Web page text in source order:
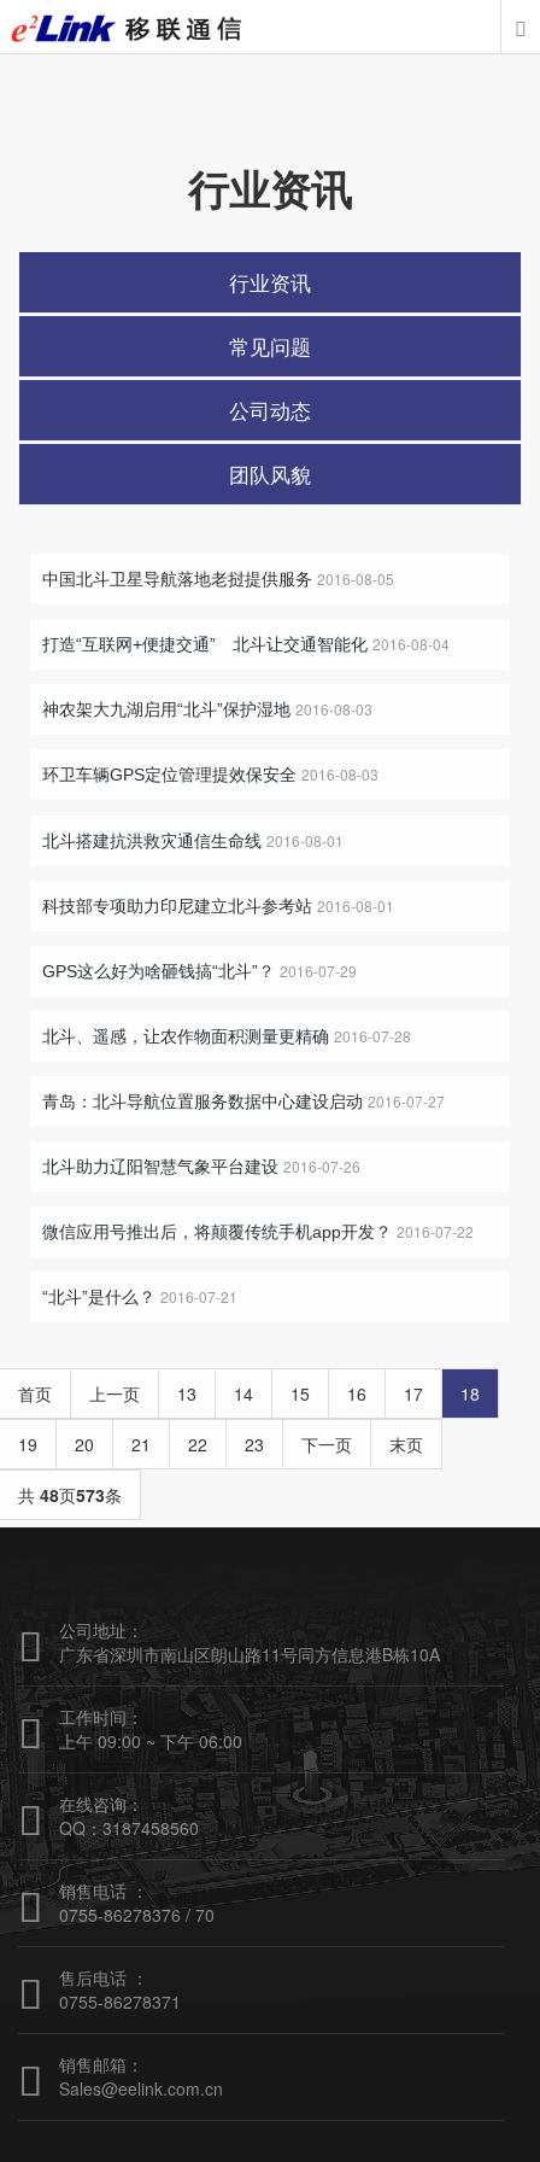

行业资讯
行业资讯
常见问题
公司动态
团队风貌
中国北斗卫星导航落地老挝提供服务 2016-08-05
打造“互联网+便捷交通” 北斗让交通智能化 2016-08-04
神农架大九湖启用“北斗”保护湿地 2016-08-03
环卫车辆GPS定位管理提效保安全 2016-08-03
北斗搭建抗洪救灾通信生命线 2016-08-01
科技部专项助力印尼建立北斗参考站 2016-08-01
GPS这么好为啥砸钱搞“北斗”？ 2016-07-29
北斗、遥感，让农作物面积测量更精确 2016-07-28
青岛：北斗导航位置服务数据中心建设启动 2016-07-27
北斗助力辽阳智慧气象平台建设 2016-07-26
微信应用号推出后，将颠覆传统手机app开发？ 2016-07-22
“北斗”是什么？ 2016-07-21
首页 上一页 13 14 15 16 17 18
19 20 21 22 23 下一页 末页
共 48页573条

公司地址：
广东省深圳市南山区朗山路11号同方信息港B栋10A

工作时间：
上午 09:00 ~ 下午 06:00

在线咨询：
QQ：3187458560

销售电话 ：
0755-86278376 / 70

售后电话 ：
0755-86278371

销售邮箱：
Sales@eelink.com.cn